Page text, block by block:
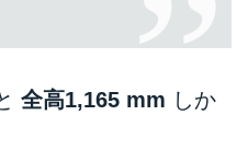
全高1,165 mm しか